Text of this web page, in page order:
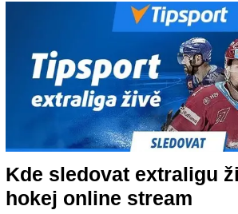
Kde sledovat extraligu
hokej online stream